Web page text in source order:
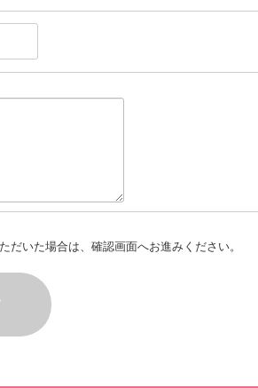
だいた場合は、確認画面へお進みください。